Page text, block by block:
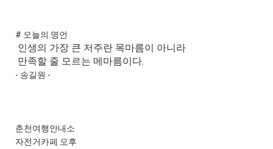
# 오늘의 명언
인생의 가장 큰 저주란 목마름이 아니라
만족할 줄 모르는 메마름이다.
- 송길원 -
춘천여행안내소
자전거카페 오후